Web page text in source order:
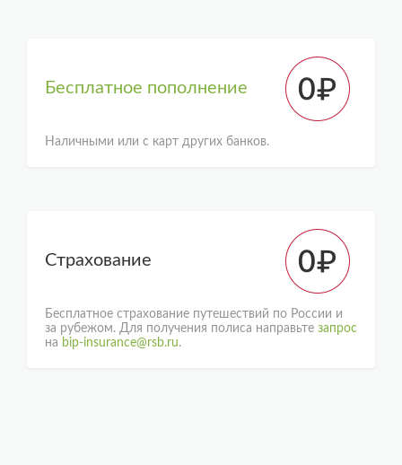
Бесплатное пополнение
Наличными или с карт других банков.
Страхование
Бесплатное страхование путешествий по России и
за рубежом. Для получения полиса направьте запрос
на bip-insurance@rsb.ru.